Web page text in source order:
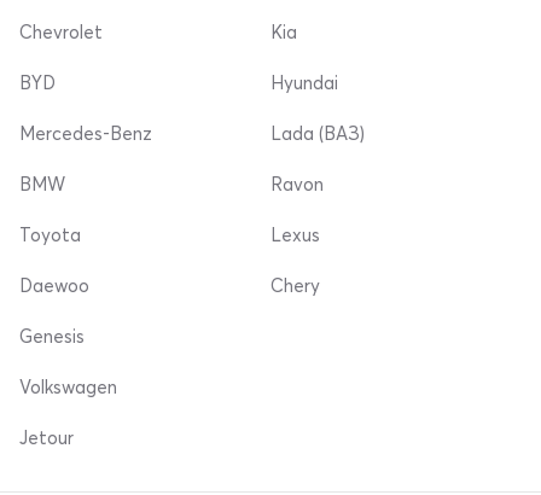
Chevrolet
BYD
Mercedes-Benz
Kia
Hyundai
Lada (ВАЗ)
BMW
Toyota
Daewoo
Ravon
Lexus
Chery
Genesis
Volkswagen
Jetour